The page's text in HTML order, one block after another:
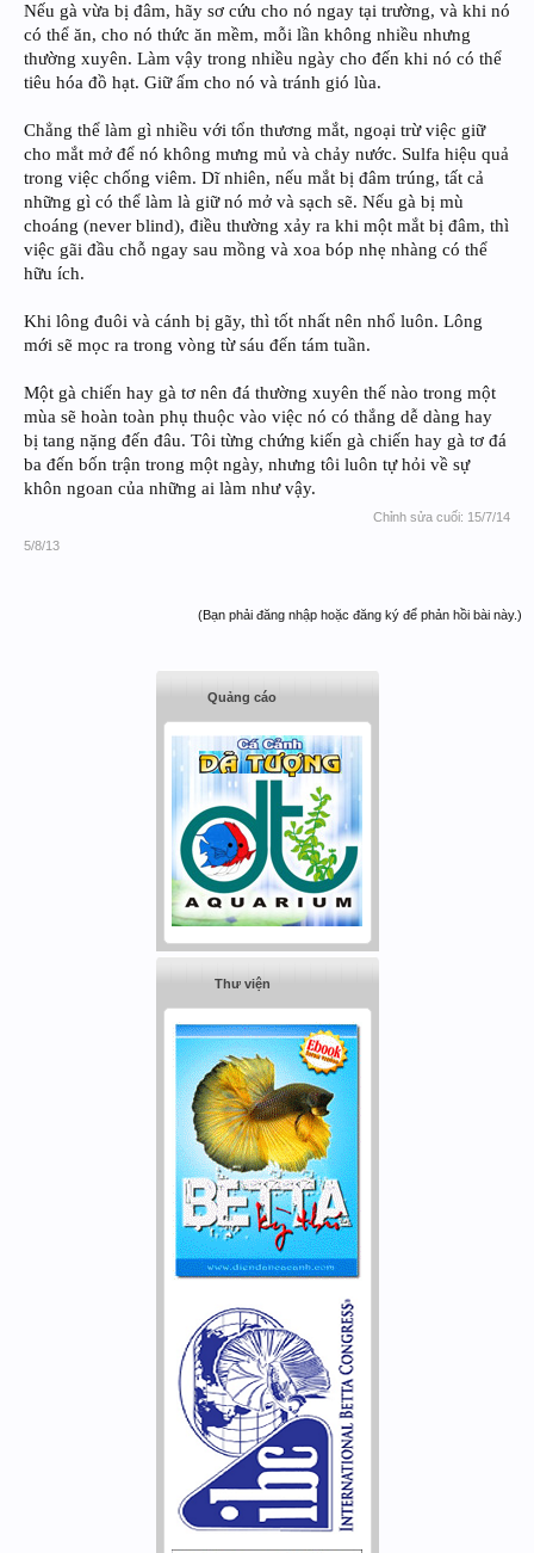
Nếu gà vừa bị đâm, hãy sơ cứu cho nó ngay tại trường, và khi nó
có thể ăn, cho nó thức ăn mềm, mỗi lần không nhiều nhưng
thường xuyên. Làm vậy trong nhiều ngày cho đến khi nó có thể
tiêu hóa đồ hạt. Giữ ấm cho nó và tránh gió lùa.
Chẳng thể làm gì nhiều với tổn thương mắt, ngoại trừ việc giữ
cho mắt mở để nó không mưng mủ và chảy nước. Sulfa hiệu quả
trong việc chống viêm. Dĩ nhiên, nếu mắt bị đâm trúng, tất cả
những gì có thể làm là giữ nó mở và sạch sẽ. Nếu gà bị mù
choáng (never blind), điều thường xảy ra khi một mắt bị đâm, thì
việc gãi đầu chỗ ngay sau mồng và xoa bóp nhẹ nhàng có thể
hữu ích.
Khi lông đuôi và cánh bị gãy, thì tốt nhất nên nhổ luôn. Lông
mới sẽ mọc ra trong vòng từ sáu đến tám tuần.
Một gà chiến hay gà tơ nên đá thường xuyên thế nào trong một
mùa sẽ hoàn toàn phụ thuộc vào việc nó có thắng dễ dàng hay
bị tang nặng đến đâu. Tôi từng chứng kiến gà chiến hay gà tơ đá
ba đến bốn trận trong một ngày, nhưng tôi luôn tự hỏi về sự
khôn ngoan của những ai làm như vậy.
Chỉnh sửa cuối: 15/7/14
5/8/13
(Bạn phải đăng nhập hoặc đăng ký để phản hồi bài này.)
Quảng cáo
Thư viện